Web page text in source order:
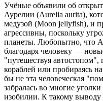
Учёные объявили об
Аурелии (Aurelia aurita),
медузой (Moon jellyfish), и
агрессивны, поскольку
планеты. Любопытно, что
благодаря человеку —
"путешествуя автостопом",
кораблей или пробираясь
бы не эта человеческая
забралась во многие
изобилии. К такому